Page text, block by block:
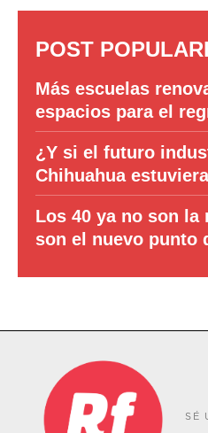
POST
Más escuelas
espacios para el
¿Y si el futuro
Chihuahua
Los 40 ya no son la
son el nuevo punto
SÉ